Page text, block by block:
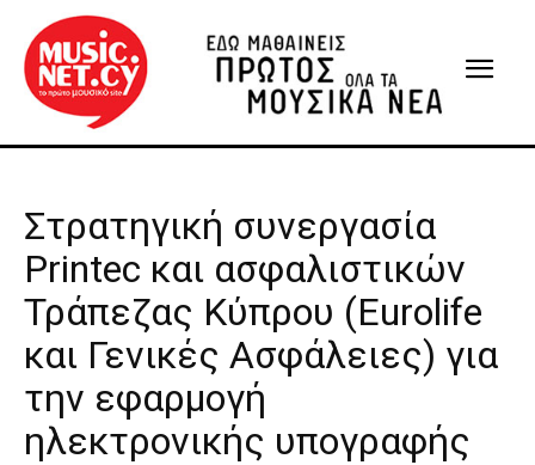
Στρατηγική συνεργασία
Printec και ασφαλιστικών
Τράπεζας Κύπρου (Eurolife
και Γενικές Ασφάλειες) για
την εφαρμογή
ηλεκτρονικής υπογραφής